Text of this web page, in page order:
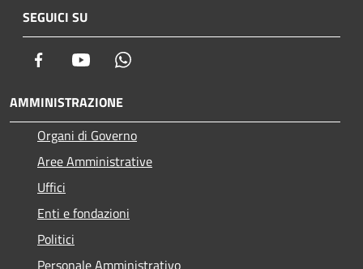
SEGUICI SU
Facebook Youtube
AMMINISTRAZIONE
Organi di Governo
Aree Amministrative
Uffici
Enti e fondazioni
Politici